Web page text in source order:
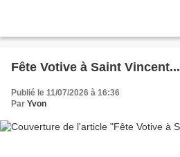
Fête Votive à Saint Vincent...
Publié le 11/07/2026 à 16:36
Par Yvon